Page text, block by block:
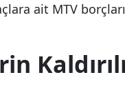
ait MTV